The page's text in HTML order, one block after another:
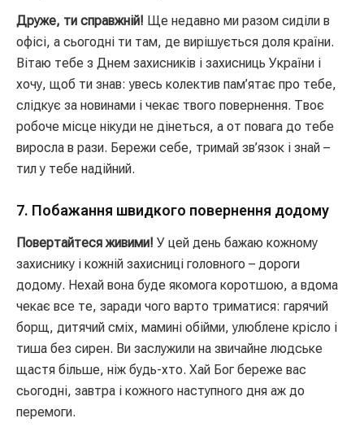
Друже, ти справжній! Ще недавно ми разом сиділи в
офісі, а сьогодні ти там, де вирішується доля країни.
Вітаю тебе з Днем захисників і захисниць України і
хочу, щоб ти знав: увесь колектив пам’ятає про тебе,
слідкує за новинами і чекає твого повернення. Твоє
робоче місце нікуди не дінеться, а от повага до тебе
виросла в рази. Бережи себе, тримай зв’язок і знай –
тил у тебе надійний.
7. Побажання швидкого повернення додому
Повертайтеся живими! У цей день бажаю кожному
захиснику і кожній захисниці головного – дороги
додому. Нехай вона буде якомога коротшою, а вдома
чекає все те, заради чого варто триматися: гарячий
борщ, дитячий сміх, мамині обійми, улюблене крісло і
тиша без сирен. Ви заслужили на звичайне людське
щастя більше, ніж будь-хто. Хай Бог береже вас
сьогодні, завтра і кожного наступного дня аж до
перемоги.